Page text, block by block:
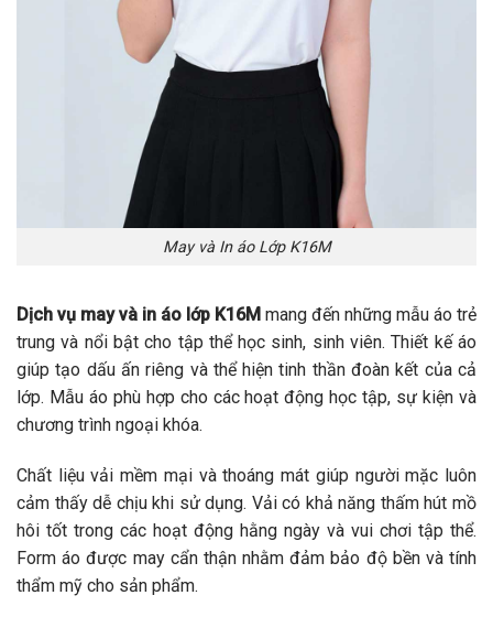
May và In áo Lớp K16M
Dịch vụ may và in áo lớp K16M mang đến những mẫu áo trẻ
trung và nổi bật cho tập thể học sinh, sinh viên. Thiết kế áo
giúp tạo dấu ấn riêng và thể hiện tinh thần đoàn kết của cả
lớp. Mẫu áo phù hợp cho các hoạt động học tập, sự kiện và
chương trình ngoại khóa.
Chất liệu vải mềm mại và thoáng mát giúp người mặc luôn
cảm thấy dễ chịu khi sử dụng. Vải có khả năng thấm hút mồ
hôi tốt trong các hoạt động hằng ngày và vui chơi tập thể.
Form áo được may cẩn thận nhằm đảm bảo độ bền và tính
thẩm mỹ cho sản phẩm.